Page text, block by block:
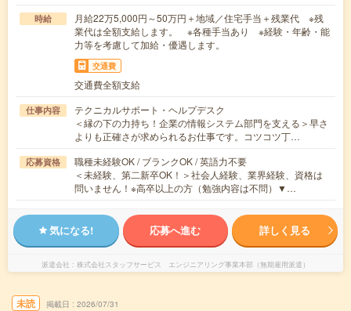
時給
月給22万5,000円～50万円＋地域／住宅手当＋残業代 ※残
業代は全額支給します。 ※各種手当あり ※経験・年齢・能
力等を考慮して加給・優遇します。
交通費
交通費全額支給
仕事内容
テクニカルサポート・ヘルプデスク
＜縁の下の力持ち！企業の情報システム部門を支える＞早さ
よりも正確さが求められるお仕事です。コツコツ丁…
応募資格
職種未経験OK / ブランクOK / 英語力不要
＜未経験、第二新卒OK！＞社会人経験、業界経験、資格は
問いません！※高卒以上の方（勉強内容は不問）▼…
気になる! 応募へ進む 詳しく見る
派遣会社 株式会社スタッフサービス エンジニアリング事業本部（無期雇用派遣）
未読 掲載日 2026/07/31